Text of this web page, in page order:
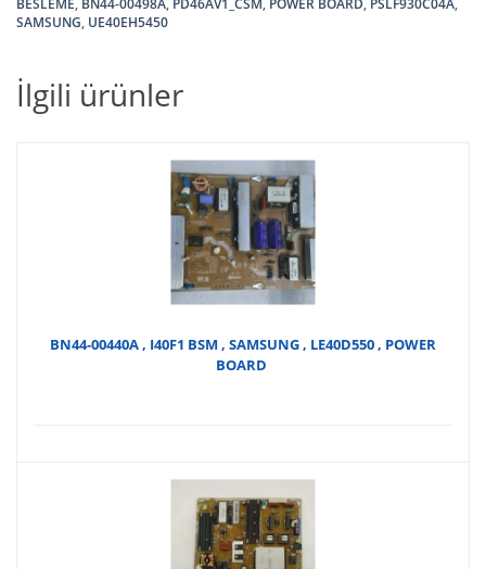
BESLEME, BN44-00498A, PD46AV1_CSM, POWER BOARD, PSLF930C04A,
SAMSUNG, UE40EH5450
İlgili ürünler
BN44-00440A , I40F1 BSM , SAMSUNG , LE40D550 , POWER
BOARD